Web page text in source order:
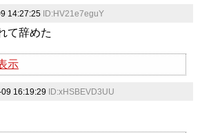
14:27:25 ID:HV21e7eguY
て辞めた
示
16:19:29 ID:xHSBEVD3UU